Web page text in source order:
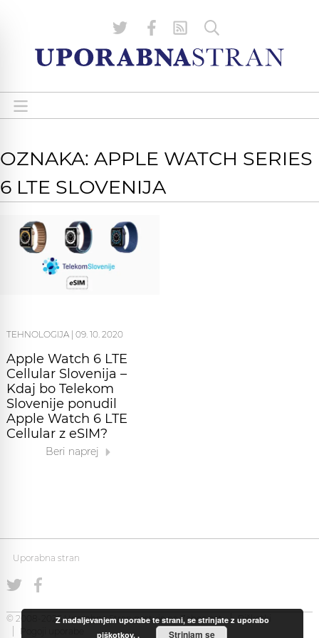
OZNAKA: APPLE WATCH SERIES
6 LTE SLOVENIJA
TEHNOLOGIJA 09. 10. 2020
Apple Watch 6 LTE
Cellular Slovenija –
Kdaj bo Telekom
Slovenije ponudil
Apple Watch 6 LTE
Cellular z eSIM?
Beri naprej
Uporabna stran
© 2008-2026 Uporabna Stran gostuje naZabec.net
Piškotki
Pogoji uporabe
Z nadaljevanjem uporabe te strani, se strinjate z uporabo
piškotkov.. Strinjam se